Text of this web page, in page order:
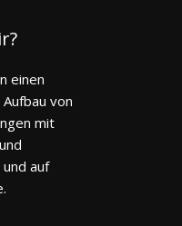
einen
von
mit
auf